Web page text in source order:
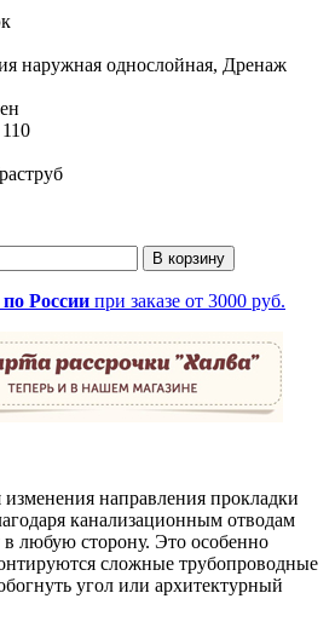
наружная однослойная, Дренаж
110
России при заказе от 3000 руб.
изменения направления прокладки
канализационным отводам
любую сторону. Это особенно
сложные трубопроводные
угол или архитектурный